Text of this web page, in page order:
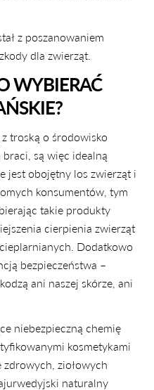
z poszanowaniem
dla zwierząt.
WYBIERAĆ
troską o środowisko
są więc idealną
jest obojętny los zwierząt i
konsumentów, tym
takie produkty
cierpienia zwierząt
Dodatkowo
bezpieczeństwa –
ani naszej skórze, ani
niebezpieczną chemię
kosmetykami
zdrowych, ziołowych
naturalny